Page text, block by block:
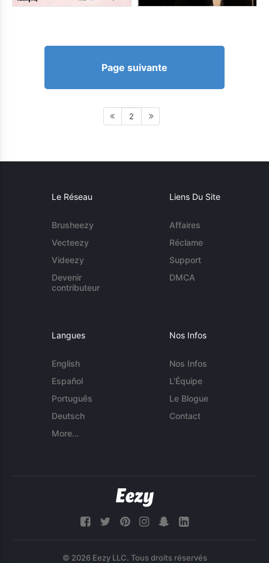
Page suivante
2
Le Réseau
Brusheezy
Vecteezy
Videezy
Devenir
contributeur
Liens Du Site
Affaires
Réclame
Support
DMCA
Langues
English
Español
Português
Deutsch
More...
Nos Infos
Nos Infos
L'Équipe
Le Blogue
Contact
© 2026 Eezy LLC. Tous droits réservés